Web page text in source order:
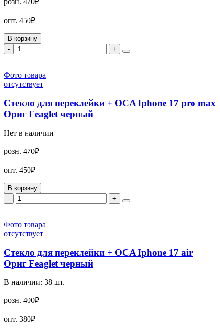
розн. 470₽
опт. 450₽
В корзину
-
+
Фото товара
отсутствует
Стекло для переклейки + OCA Iphone 17 pro max
Ориг Feaglet черный
Нет в наличии
розн. 470₽
опт. 450₽
В корзину
-
+
Фото товара
отсутствует
Стекло для переклейки + OCA Iphone 17 air
Ориг Feaglet черный
В наличии: 38 шт.
розн. 400₽
опт. 380₽